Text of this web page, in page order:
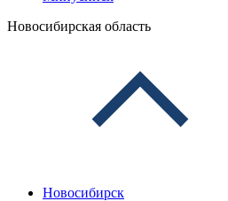
Новосибирская область
Новосибирск